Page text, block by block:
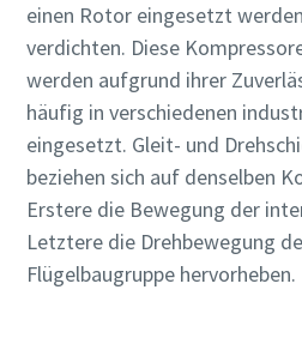
10 Schritte hin zu einer
und effizienteren
CO2-Reduzierung für eine
– alles, was Sie wissen müssen
Erfahren Sie mehr
einen Rotor eingesetzt
verdichten. Diese
werden aufgrund ihrer
häufig in verschiedenen
eingesetzt. Gleit- und
beziehen sich auf denselben
Erstere die Bewegung der
Letztere die Drehbewegung
Flügelbaugruppe hervorheben.
Anforderungstyp
Beliebige Frage oder